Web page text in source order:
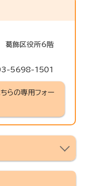
飾区役所6階
5698-1501
らの専用フォー